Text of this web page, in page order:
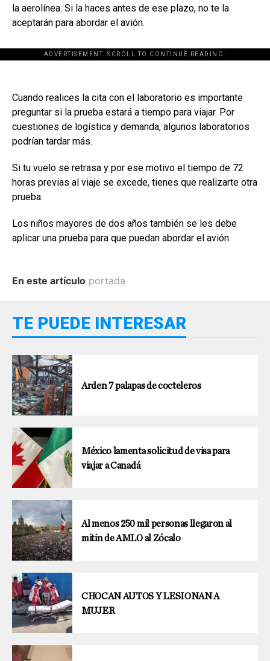
la aerolínea. Si la haces antes de ese plazo, no te la
aceptarán para abordar el avión.
ADVERTISEMENT. SCROLL TO CONTINUE READING.
Cuando realices la cita con el laboratorio es importante
preguntar si la prueba estará a tiempo para viajar. Por
cuestiones de logística y demanda, algunos laboratorios
podrían tardar más.
Si tu vuelo se retrasa y por ese motivo el tiempo de 72
horas previas al viaje se excede, tienes que realizarte otra
prueba.
Los niños mayores de dos años también se les debe
aplicar una prueba para que puedan abordar el avión.
En este artículo portada
TE PUEDE INTERESAR
Arden 7 palapas de cocteleros
México lamenta solicitud de visa para
viajar a Canadá
Al menos 250 mil personas llegaron al
mitin de AMLO al Zócalo
CHOCAN AUTOS Y LESIONAN A
MUJER